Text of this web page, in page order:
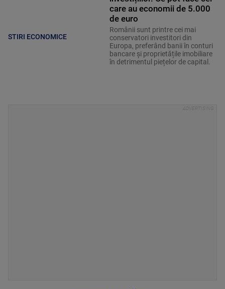
STIRI ECONOMICE
care au economii de 5.000
de euro
Românii sunt printre cei mai
conservatori investitori din
Europa, preferând banii în conturi
bancare și proprietățile imobiliare
în detrimentul piețelor de capital.